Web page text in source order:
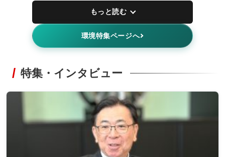
もっと読む
環境特集ページへ
特集・インタビュー